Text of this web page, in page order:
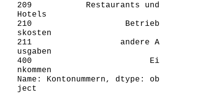
209           Restaurants und
Hotels
210                   Betrieb
skosten
211                  andere A
usgaben
400                        Ei
nkommen
Name: Kontonummern, dtype: ob
ject